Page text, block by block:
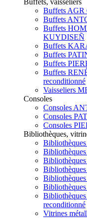
Buffets, vaisseliers
Buffets
Buffets
Buffets
KUYDISEÑ
Buffets
Buffets
Buffets
Buffets
reconditionné
Vaisseliers
Consoles
Consoles
Consoles
Consoles
Bibliothèques,
reconditionné
Vitrines